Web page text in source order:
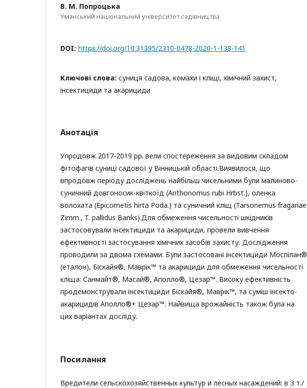
В. М. Попроцька
Уманський національний університет садівництва
DOI: https://doi.org/10.31395/2310-0478-2020-1-138-141
Ключові слова: суниця садова, комахи і кліщі, хімічний захист,
інсектициди та акарициди
Анотація
Упродовж 2017-2019 рр. вели спостереження за видовим складом
фітофагів суниці садової у Вінницькій області.Виявилося, що
впродовж періоду досліджень найбільш чисельними були малиново-
суничний довгоносик-квіткоїд (Anthonomus rubi Hrbst.), оленка
волохата (Epicometis hirta Poda.) та суничний кліщ (Tarsonemus fragariae
Zimm., T. pallidus Banks).Для обмеження чисельності шкідників
застосовували інсектициди та акарициди, провели вивчення
ефективності застосування хімічних засобів захисту. Дослідження
проводили за двома схемами. Були застосовані інсектициди Моспілан®
(еталон), Біскайя®, Маврік™ та акарициди для обмеження чисельності
кліща: Санмайт®, Масай®, Аполло®, Цезар™. Високу ефективність
продемонстрували інсектициди Біскайя®, Маврік™, та суміш інсекто-
акарицидів Аполло®+ Цезар™. Найвища врожайність також була на
цих варіантах досліду.
Посилання
Вредители сельскохозяйственных культур и лесных насаждений: в 3 т./